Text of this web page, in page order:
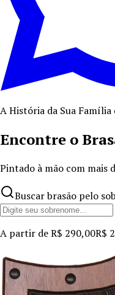
A História da Sua
Encontre o
Pintado à mão com mais
Buscar brasão pelo
A partir deR$ 290,00R$